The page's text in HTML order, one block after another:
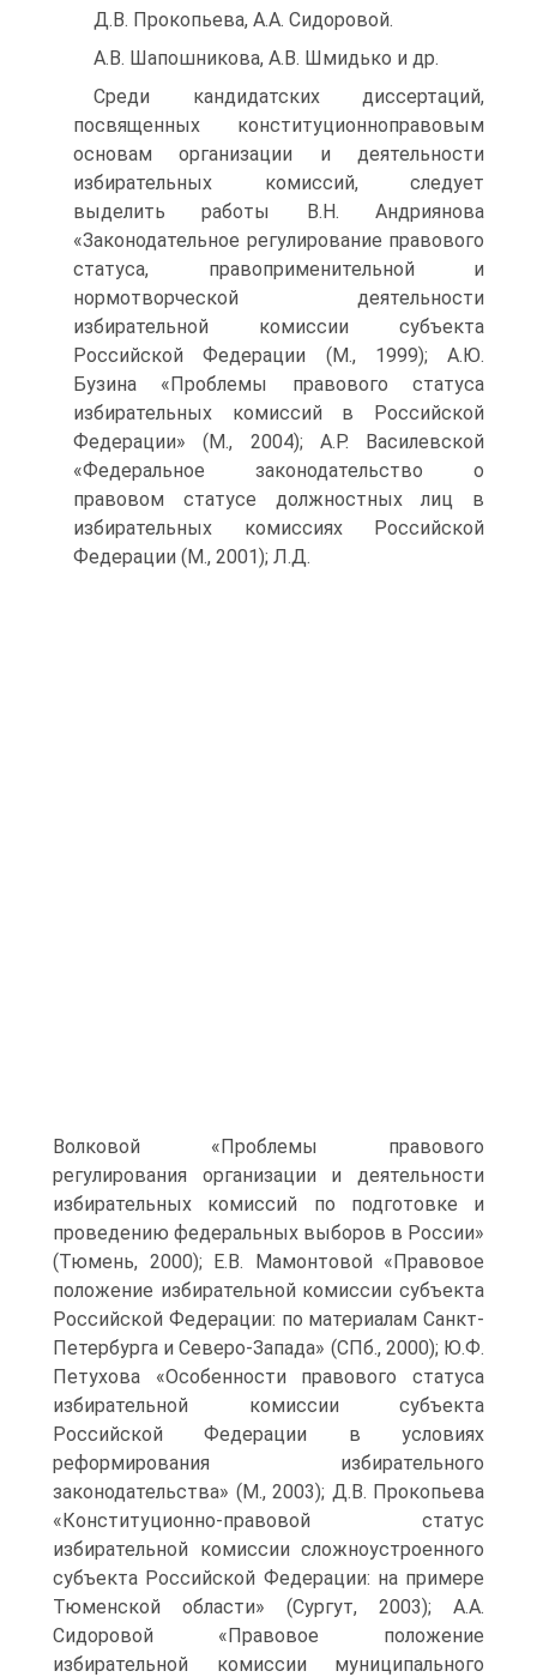
Д.В. Прокопьева, А.А. Сидоровой.
А.В. Шапошникова, А.В. Шмидько и др.
Среди кандидатских диссертаций,
посвященных конституционноправовым
основам организации и деятельности
избирательных комиссий, следует
выделить работы В.Н. Андриянова
«Законодательное регулирование правового
статуса, правоприменительной и
нормотворческой деятельности
избирательной комиссии субъекта
Российской Федерации (М., 1999); А.Ю.
Бузина «Проблемы правового статуса
избирательных комиссий в Российской
Федерации» (М., 2004); А.Р. Василевской
«Федеральное законодательство о
правовом статусе должностных лиц в
избирательных комиссиях Российской
Федерации (М., 2001); Л.Д.
Волковой «Проблемы правового
регулирования организации и деятельности
избирательных комиссий по подготовке и
проведению федеральных выборов в России»
(Тюмень, 2000); Е.В. Мамонтовой «Правовое
положение избирательной комиссии субъекта
Российской Федерации: по материалам Санкт-
Петербурга и Северо-Запада» (СПб., 2000); Ю.Ф.
Петухова «Особенности правового статуса
избирательной комиссии субъекта
Российской Федерации в условиях
реформирования избирательного
законодательства» (М., 2003); Д.В. Прокопьева
«Конституционно-правовой статус
избирательной комиссии сложноустроенного
субъекта Российской Федерации: на примере
Тюменской области» (Сургут, 2003); А.А.
Сидоровой «Правовое положение
избирательной комиссии муниципального